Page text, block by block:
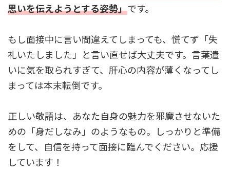
思いを伝えようとする姿勢」です。
もし面接中に言い間違えてしまっても、慌てず「失
礼いたしました」と言い直せば大丈夫です。言葉遣
いに気を取られすぎて、肝心の内容が薄くなってし
まっては本末転倒です。
正しい敬語は、あなた自身の魅力を邪魔させないた
めの「身だしなみ」のようなもの。しっかりと準備
をして、自信を持って面接に臨んでください。応援
しています！